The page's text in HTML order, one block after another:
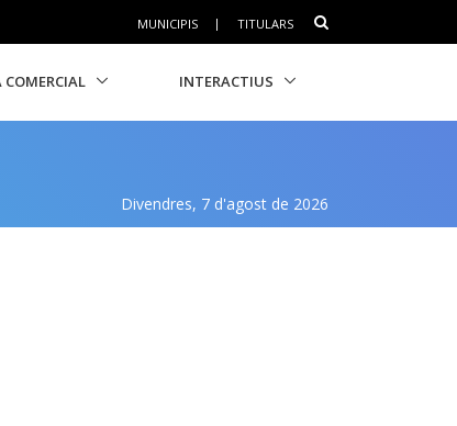
MUNICIPIS | TITULARS
COMERCIAL INTERACTIUS
Divendres, 7 d'agost de 2026